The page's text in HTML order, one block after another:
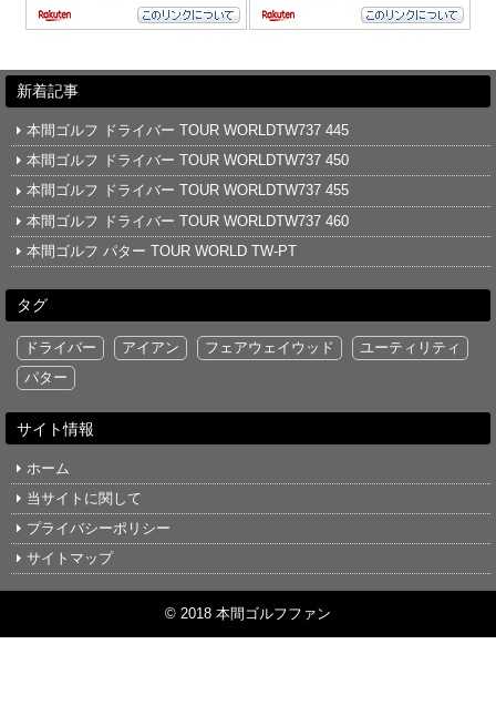
新着記事
本間ゴルフ ドライバー TOUR WORLDTW737 445
本間ゴルフ ドライバー TOUR WORLDTW737 450
本間ゴルフ ドライバー TOUR WORLDTW737 455
本間ゴルフ ドライバー TOUR WORLDTW737 460
本間ゴルフ パター TOUR WORLD TW-PT
タグ
ドライバー アイアン フェアウェイウッド
ユーティリティ
パター
サイト情報
ホーム
当サイトに関して
プライバシーポリシー
サイトマップ
© 2018 本間ゴルフファン